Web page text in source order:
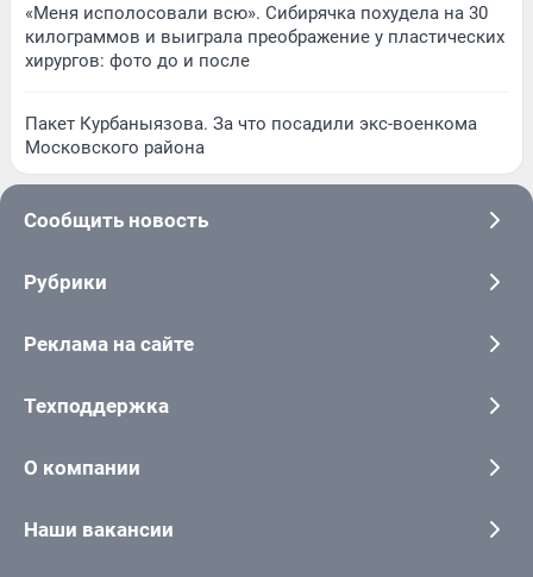
«Меня исполосовали всю». Сибирячка похудела на 30
килограммов и выиграла преображение у пластических
хирургов: фото до и после
Пакет Курбаныязова. За что посадили экс-военкома
Московского района
Сообщить новость
Рубрики
Реклама на сайте
Техподдержка
О компании
Наши вакансии